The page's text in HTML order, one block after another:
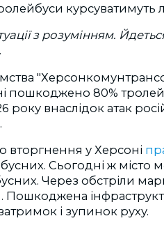
курсуватимуть
з розумінням.
пошкоджено 80%
року внаслідок атак
у Херсоні
Сьогодні ж місто
Через обстріли
. Пошкоджена
і зупинок руху.